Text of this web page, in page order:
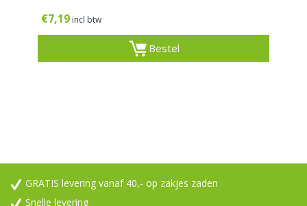
€7,19 incl btw
Bestel
GRATIS levering vanaf 40,- op zakjes zaden
Snelle levering